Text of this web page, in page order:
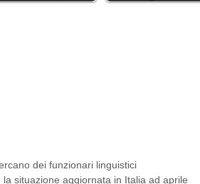
dei funzionari linguistici
situazione aggiornata in Italia ad aprile